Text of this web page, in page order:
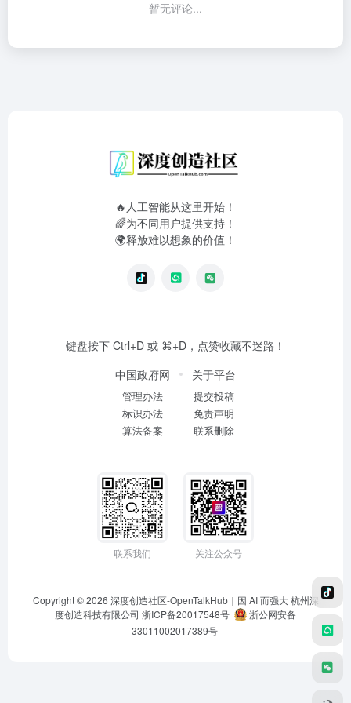
暂无评论...
🔥人工智能从这里开始！
🌈为不同用户提供支持！
🌍释放难以想象的价值！
键盘按下 Ctrl+D 或 ⌘+D，点赞收藏不迷路！
中国政府网
管理办法
标识办法
算法备案
关于平台
提交投稿
免责声明
联系删除
联系我们 关注公众号
Copyright © 2026 深度创造社区-OpenTalkHub｜因 AI 而强大 杭州深
度创造科技有限公司 浙ICP备20017548号
浙公网安备
33011002017389号